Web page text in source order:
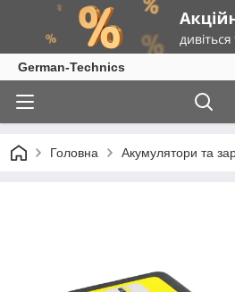
German-Technics
Головна Акумулятори та